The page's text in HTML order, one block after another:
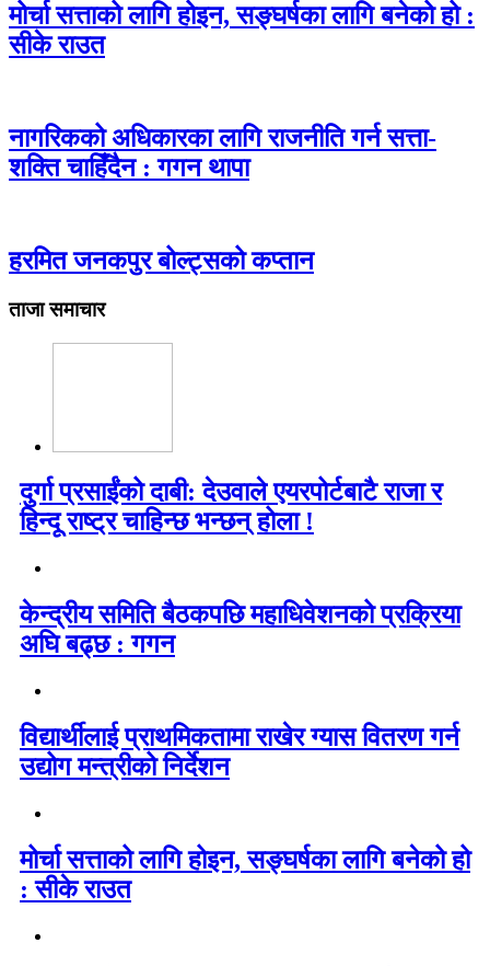
मोर्चा सत्ताको लागि होइन, सङ्घर्षका लागि बनेको हो :
सीके राउत
नागरिकको अधिकारका लागि राजनीति गर्न सत्ता-
शक्ति चाहिँदैन : गगन थापा
हरमित जनकपुर बोल्ट्सको कप्तान
ताजा समाचार
दुर्गा प्रसाईंको दाबी: देउवाले एयरपोर्टबाटै राजा र
हिन्दू राष्ट्र चाहिन्छ भन्छन् होला !
केन्द्रीय समिति बैठकपछि महाधिवेशनको प्रक्रिया
अघि बढ्छ : गगन
विद्यार्थीलाई प्राथमिकतामा राखेर ग्यास वितरण गर्न
उद्योग मन्त्रीको निर्देशन
मोर्चा सत्ताको लागि होइन, सङ्घर्षका लागि बनेको हो
: सीके राउत